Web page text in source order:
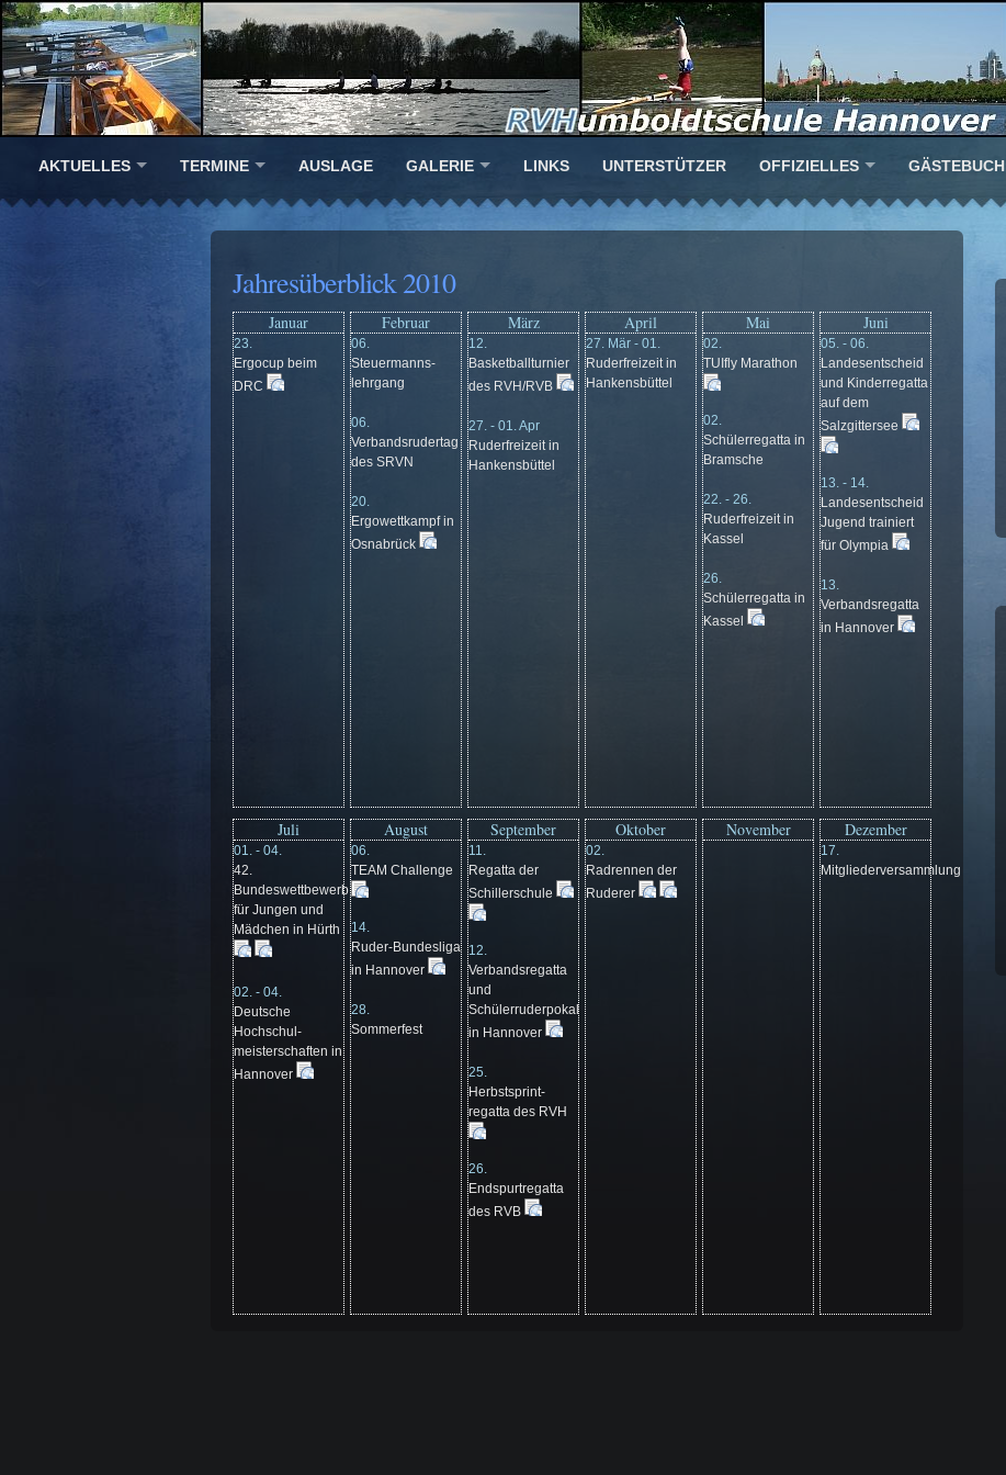
AKTUELLES TERMINE AUSLAGE GALERIE LINKS UNTERSTÜTZER OFFIZIELLES GÄSTEBUCH
Jahresüberblick 2010
Januar
23.
Ergocup beim
DRC
Februar
06.
Steuermanns-
lehrgang
06.
Verbandsrudertag
des SRVN
20.
Ergowettkampf in
Osnabrück
März
12.
Basketballturnier
des RVH/RVB
27. - 01. Apr
Ruderfreizeit in
Hankensbüttel
April
27. Mär - 01.
Ruderfreizeit in
Hankensbüttel
Mai
02.
TUIfly Marathon
02.
Schülerregatta in
Bramsche
22. - 26.
Ruderfreizeit in
Kassel
26.
Schülerregatta in
Kassel
Juni
05. - 06.
Landesentscheid
und Kinderregatta
auf dem
Salzgittersee
13. - 14.
Landesentscheid
Jugend trainiert
für Olympia
13.
Verbandsregatta
in Hannover
Juli
01. - 04.
42.
Bundeswettbewerb
für Jungen und
Mädchen in Hürth
02. - 04.
Deutsche
Hochschul-
meisterschaften in
Hannover
August
06.
TEAM Challenge
14.
Ruder-Bundesliga
in Hannover
28.
Sommerfest
September
11.
Regatta der
Schillerschule
12.
Verbandsregatta
und
Schülerruderpokal
in Hannover
25.
Herbstsprint-
regatta des RVH
26.
Endspurtregatta
des RVB
Oktober
02.
Radrennen der
Ruderer
November Dezember
17.
Mitgliederversammlung